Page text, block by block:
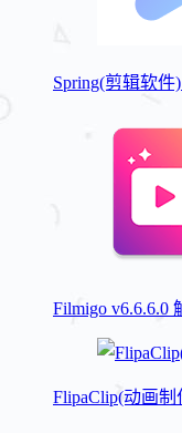
Spring(剪辑软件
Filmigo v6.6.6.0
FlipaClip(动画制